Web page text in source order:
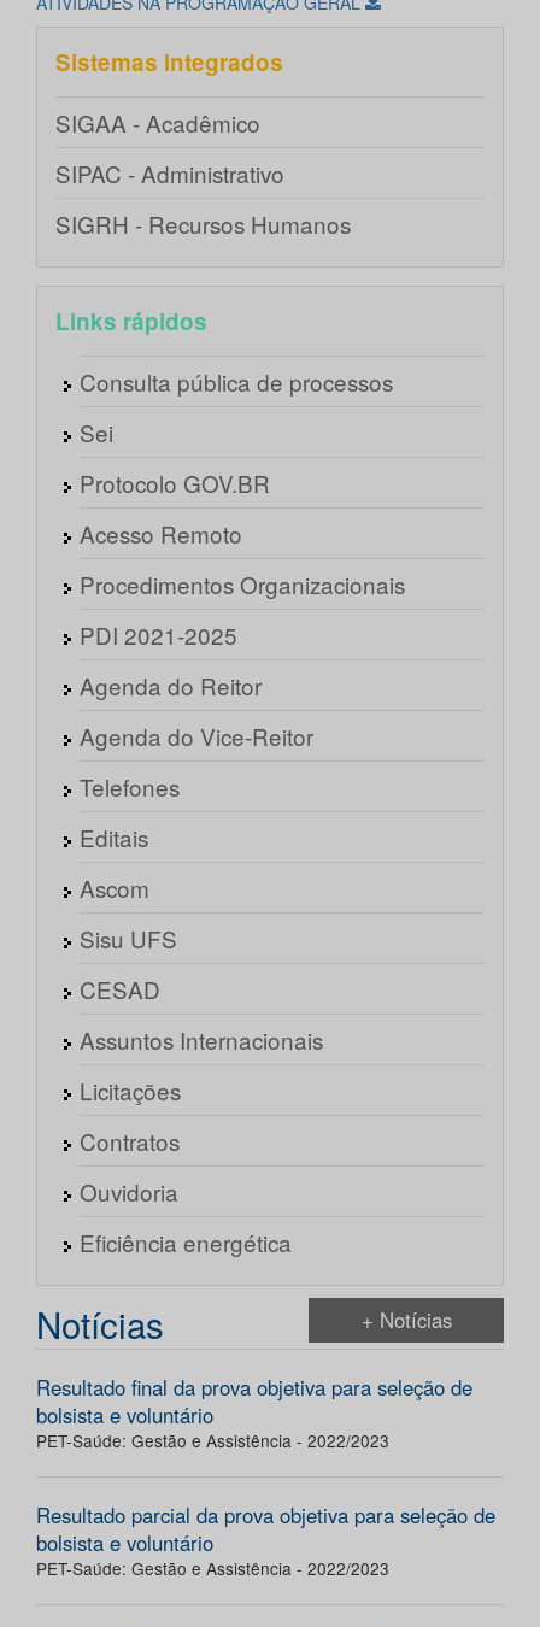
Sistemas integrados
SIGAA - Acadêmico
SIPAC - Administrativo
SIGRH - Recursos Humanos
Links rápidos
Consulta pública de processos
Sei
Protocolo GOV.BR
Acesso Remoto
Procedimentos Organizacionais
PDI 2021-2025
Agenda do Reitor
Agenda do Vice-Reitor
Telefones
Editais
Ascom
Sisu UFS
CESAD
Assuntos Internacionais
Licitações
Contratos
Ouvidoria
Eficiência energética
Notícias + Notícias
Resultado final da prova objetiva para seleção de
bolsista e voluntário
PET-Saúde: Gestão e Assistência - 2022/2023
Resultado parcial da prova objetiva para seleção de
bolsista e voluntário
PET-Saúde: Gestão e Assistência - 2022/2023